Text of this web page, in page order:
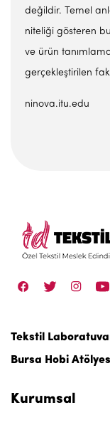
değildir. Temel
niteliği gösteren
ve ürün
gerçekleştirilen
ninova.itu.edu
Tekstil
Bursa Hobi
Kurumsal